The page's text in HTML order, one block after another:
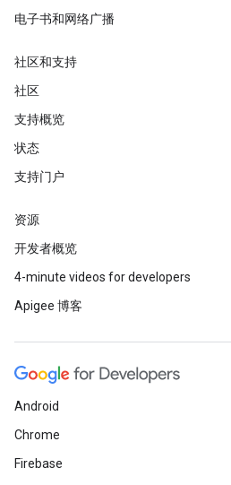
电子书和网络广播
社区和支持
社区
支持概览
状态
支持门户
资源
开发者概览
4-minute videos for developers
Apigee 博客
Android
Chrome
Firebase